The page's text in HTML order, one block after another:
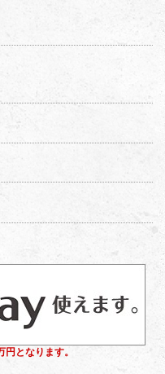
となります。